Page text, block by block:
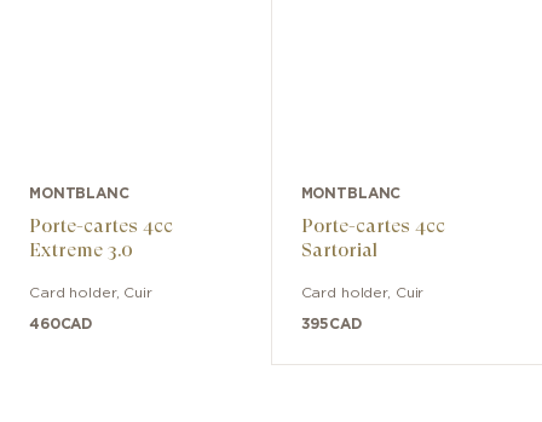
MONTBLANC
Porte-cartes 4cc
Extreme 3.0
Card holder, Cuir
460CAD
MONTBLANC
Porte-cartes 4cc
Sartorial
Card holder, Cuir
395CAD